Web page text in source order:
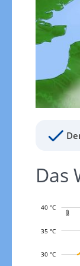
Das

30 °C
35 °C
40 °C